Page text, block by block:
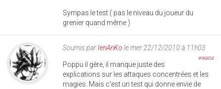
Sympas le test ( pas le niveau du joueur du
grenier quand même )
Soumis parIenAnKo le mer 22/12/2010 à 11h03
#96854
Poppu il gère, il manque juste des
explications sur les attaques concentrées et les
magies. Mais c'est un test qui donne envie de